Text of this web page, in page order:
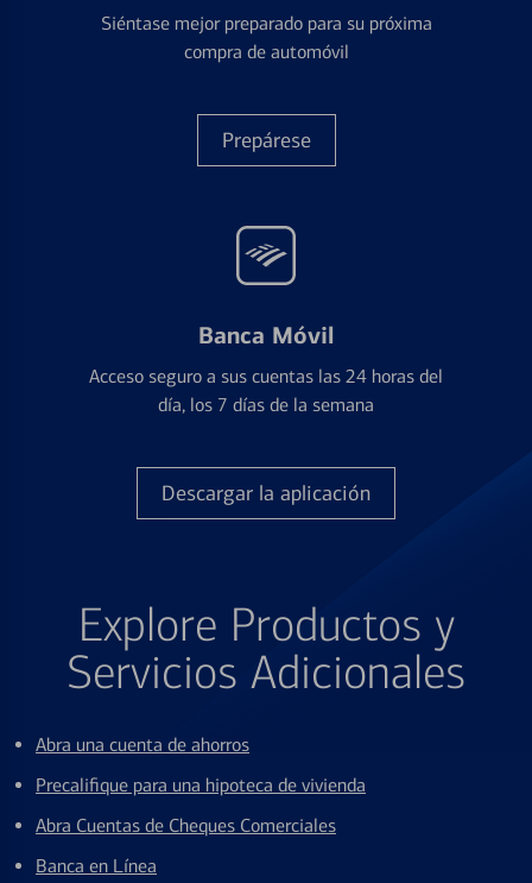
Siéntase mejor preparado para su próxima
compra de automóvil
Prepárese
Banca Móvil
Acceso seguro a sus cuentas las 24 horas del
día, los 7 días de la semana
Descargar la aplicación
Explore Productos y
Servicios Adicionales
Abra una cuenta de ahorros
Precalifique para una hipoteca de vivienda
Abra Cuentas de Cheques Comerciales
Banca en Línea